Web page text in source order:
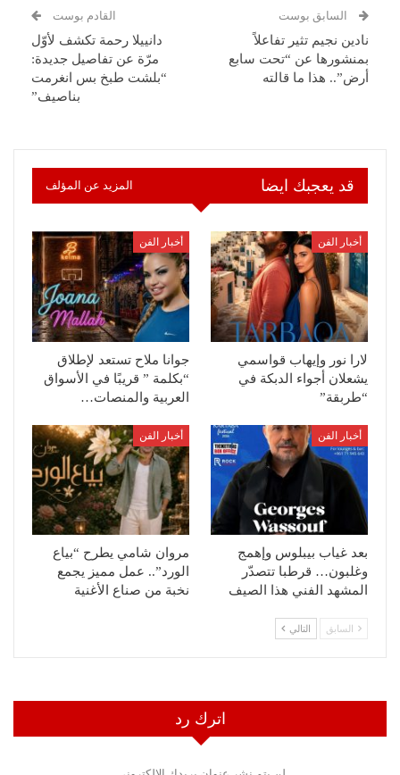
السابق بوست
نادين نجيم تثير تفاعلاً
بمنشورها عن “تحت سابع
أرض”.. هذا ما قالته
القادم بوست
دانييلا رحمة تكشف لأوّل
مرّة عن تفاصيل جديدة:
“بلشت طبخ بس انغرمت
بناصيف”
قد يعجبك ايضا المزيد عن المؤلف
أخبار الفن
لارا نور وإيهاب قواسمي
يشعلان أجواء الدبكة في
“طربقة”
أخبار الفن
جوانا ملاح تستعد لإطلاق
“بكلمة ” قريبًا في الأسواق
العربية والمنصات…
أخبار الفن
بعد غياب بيبلوس وإهمج
وغلبون… قرطبا تتصدّر
المشهد الفني هذا الصيف
أخبار الفن
مروان شامي يطرح “بياع
الورد”.. عمل مميز يجمع
نخبة من صناع الأغنية
السابق التالي
اترك رد